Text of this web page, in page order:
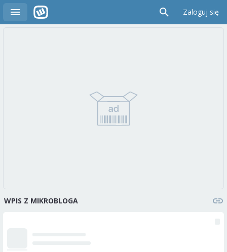
Zaloguj się
WPIS Z MIKROBLOGA